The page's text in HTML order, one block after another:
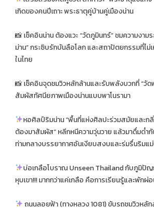
เกิดของคนปีเถาะ พระธาตุคู่บ้านคู่เมืองน่าน
📸 เช็คอินน่าน ต้องแวะ “วัดภูมินทร์” ชมความงาม
ม่าน” กระซิบรักบันลือโลก และสถาปัตยกรรมที่ไม่
ในไทย
📸 เช็คอินจุดชมวิวหลักล้านและรับพลังบวกที่ “วัด
สัมผัสทัศนียภาพเมืองน่านแบบพาโนรามา
หอศิลป์ริมน่าน “พื้นที่แห่งศิลปะร่วมสมัยและก
ต้องมาสัมผัส” หลีกหนีความวุ่นวาย แล้วมาดื่มด่ำ
ท่ามกลางบรรยากาศอันเงียบสงบและร่มรื่นริมแ
บ่อเกลือโบราณ Unseen Thailand กับภูมิปั
หุบเขา!!! มากกว่าแค่เกลือ คือการเรียนรู้และพักผ่
ถนนลอยฟ้า (ทางหลวง 1081) ขับรถชมวิวหลั